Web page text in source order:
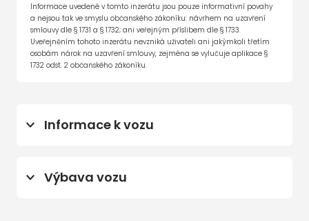
Informace k vozu
Výbava vozu
Informace uvedené v tomto inzerátu jsou pouze informativní povahy
a nejsou tak ve smyslu občanského zákoníku: návrhem na uzavření
smlouvy dle § 1731 a § 1732; ani veřejným příslibem dle § 1733.
Uveřejněním tohoto inzerátu nevzniká uživateli ani jakýmkoli třetím
osobám nárok na uzavření smlouvy, zejména se vylučuje aplikace §
1732 odst. 2 občanského zákoníku.